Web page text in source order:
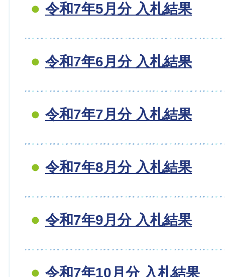
令和7年5月分 入札結果
令和7年6月分 入札結果
令和7年7月分 入札結果
令和7年8月分 入札結果
令和7年9月分 入札結果
令和7年10月分 入札結果